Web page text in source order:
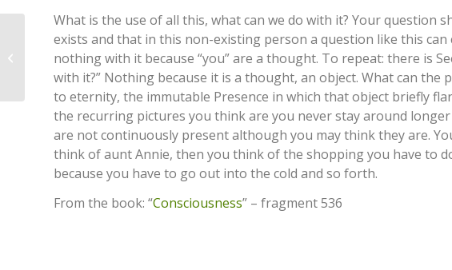
What is the use of all this, what can we do with it? Your question
exists and that in this non-existing person a question like this can
nothing with it because “you” are a thought. To repeat: there is
with it?” Nothing because it is a thought, an object. What can the
to eternity, the immutable Presence in which that object briefly
the recurring pictures you think are you never stay around
are not continuously present although you may think they are.
think of aunt Annie, then you think of the shopping you have to
because you have to go out into the cold and so forth.
From the book: “Consciousness” – fragment 536
De meeste angsten
liggen in het verlengde
van de angst om niet
geliefd te z...